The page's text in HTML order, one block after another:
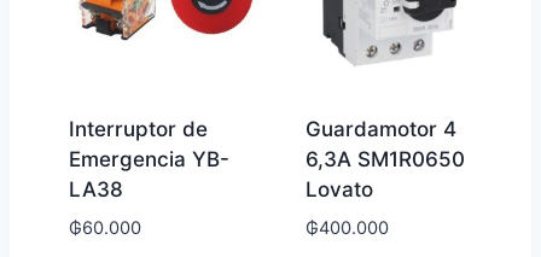
Interruptor de
Emergencia YB-
LA38
₲60.000
Guardamotor 4
6,3A SM1R0650
Lovato
₲400.000